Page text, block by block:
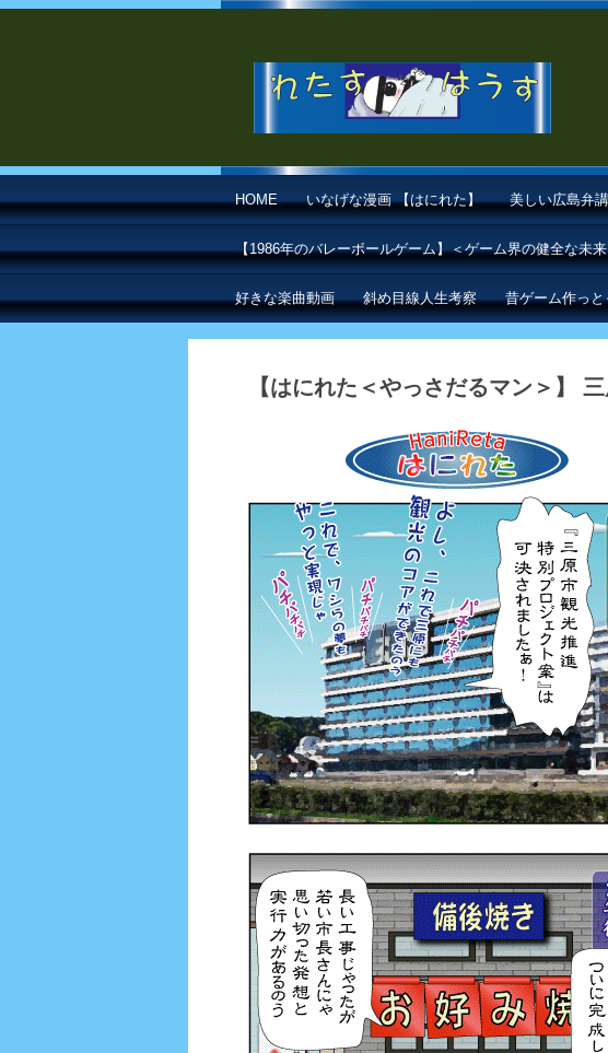
HOME いなげな漫画 【はにれた】 美しい広島弁
【1986年のバレーボールゲーム】＜ゲーム界の健全な未
好きな楽曲動画 斜め目線人生考察 昔ゲーム作っ
【はにれた＜やっさだるマン＞】